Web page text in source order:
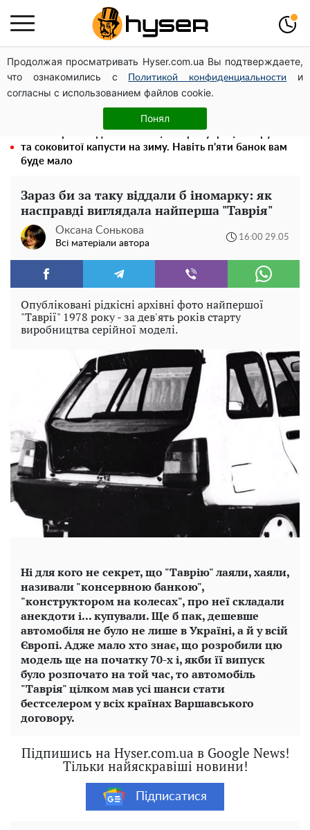
Продолжая просматривать Hyser.com.ua Вы подтверждаете,
что ознакомились с
Политикой конфиденциальности
и
согласны с использованием файлов cookie.
Понял
Чи може Поштова площа стати головною точкою
входу до історичного Києва
Повністю гола Анна Трінчер блиснула "принадами":
таких розмірів ви ще не бачили
та соковитої капусти на зиму. Навіть п'яти банок вам
буде мало
Зараз би за таку віддали б іномарку: як
насправді виглядала найперша "Таврія"
Оксана Сонькова
Всі матеріали автора
16:00 29.05
Опубліковані рідкісні архівні фото найпершої
"Таврії" 1978 року - за дев'ять років старту
виробництва серійної моделі.
Ні для кого не секрет, що "Таврію" лаяли, хаяли,
називали "консервною банкою",
"конструктором на колесах", про неї складали
анекдоти і... купували. Ще б пак, дешевше
автомобіля не було не лише в Україні, а й у всій
Європі. Адже мало хто знає, що розробили цю
модель ще на початку 70-х і, якби її випуск
було розпочато на той час, то автомобіль
"Таврія" цілком мав усі шанси стати
бестселером у всіх країнах Варшавського
договору.
Підпишись на Hyser.com.ua в Google News!
Тільки найяскравіші новини!
Підписатися